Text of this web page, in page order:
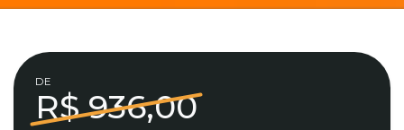
DE
R$ 936,00